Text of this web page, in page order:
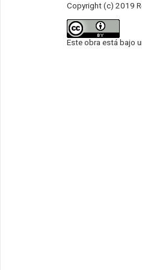
Copyright (c) 2019
Este obra está bajo